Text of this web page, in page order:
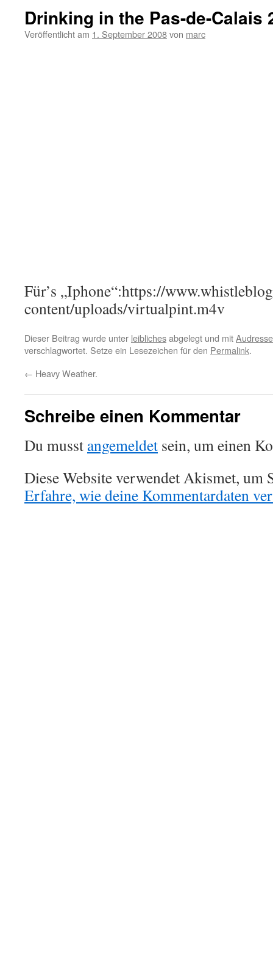
Drinking in the Pas-de-Calais
Veröffentlicht am 1. September 2008von marc
Für’s „Iphone“:https://
content/uploads/virtualpint.m4v
Dieser Beitrag wurde unter leiblichesabgelegt und mit
verschlagwortet. Setze ein Lesezeichen für den Permalink.
← Heavy Weather.
Schreibe einen Kommentar
Du musst angemeldet sein, um einen
Diese Website verwendet Akismet, um
Erfahre, wie deine Kommentardaten